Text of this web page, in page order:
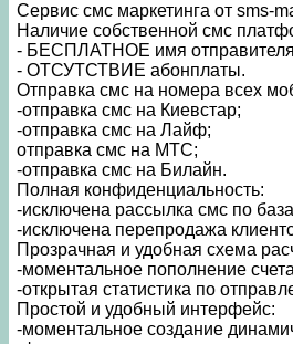
Сервис смс маркетинга от sms-
Наличие собственной смс
- БЕСПЛАТНОЕ имя
- ОТСУТСТВИЕ абонплаты.
Отправка смс на номера всех
-отправка смс на Киевстар;
-отправка смс на Лайф;
отправка смс на МТС;
-отправка смс на Билайн.
Полная конфиденциальность:
-исключена рассылка смс по
-исключена перепродажа
Прозрачная и удобная схема
-моментальное пополнение
-открытая статистика по
Простой и удобный интерфейс:
-моментальное создание